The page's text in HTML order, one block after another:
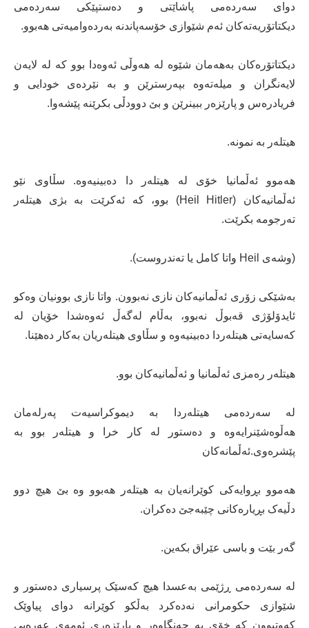
دوای سەردەمی پاشاێتی و دەستپێکی سەردەمی
دیکتاتۆریەتەکان ئەم شێوازی خۆسەپاندنە بەردەوامیەتی ھەبوو.
دیکتاتۆرەکان بەھەمان شێوە لە ھەوڵی ئەوەدا بوو کە لە لایەن
لایەنگران و میلەتەوە بپەرسترێن و بە نێردەی خودایی و
فریادرەس و پارێزەر ببینرێن و بێ دوودڵی بکرێنە پێشەوا.
ھیتلەر بە نمونە.
ھەموو ئەڵمانیا خۆی لە ھیتلەر دا دەبینیەوە. سڵاوی نێو
ئەڵمانیەکان (Heil Hitler) بوو، کە ئەکرێت بە بژی ھیتلەر
تەرجومە بکرێت.
(وشەی Heil واتا کامل یا تەندروست).
بەشێکی زۆری ئەڵمانیەکان نازی نەبوون. واتا نازی بوونیان وەکو
ئایدۆلۆژی قەبوڵ نەبوو، بەڵام لەگەڵ ئەوەشدا خۆیان لە
کەسایەتی ھیتلەردا دەبینیەوە و سڵاوی ھیتلەریان بەکار دەھێنا.
ھیتلەر رەمزی ئەڵمانیا و ئەڵمانیەکان بوو.
لە سەردەمی ھیتلەردا بە دیموکراسیەت پەرلەمان
ھەڵوەشێنرایەوە و دەستور لە کار خرا و ھیتلەر بوو بە
پێشرەوی.ئەڵمانەکان
ھەموو بڕوایەکی کوێرانەیان بە ھیتلەر ھەبوو وە بێ ھیچ دوو
دڵیەک بڕیارەکانی چێبەجێ دەکران.
گەر بێت و باسی عێراق بکەین.
لە سەردەمی ڕژێمی بەعسدا ھیچ کەسێک پرسیاری دەستور و
شێوازی حکومرانی نەدەکرد بەڵکو کوێرانە دوای پیاوێک
کەوتبوون کە خۆی بە جەنگاوەر و پارێزەری ئومەی عەرەبی